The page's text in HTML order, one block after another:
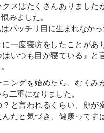
クスはたくさんありました
みました。
パッチリ目に生まれなかっ
一度寝坊をしたことがあ
はいつも目が寝ている』と
ングを始めたら、むくみ
二重になりました。
と言われるくらい、顔が
んだと気づき、健康ってす